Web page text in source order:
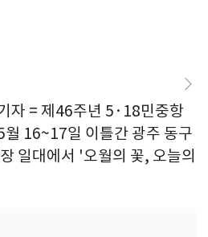
자 = 제46주년 5·18민중항
16~17일 이틀간 광주 동구
일대에서 '오월의 꽃, 오늘의